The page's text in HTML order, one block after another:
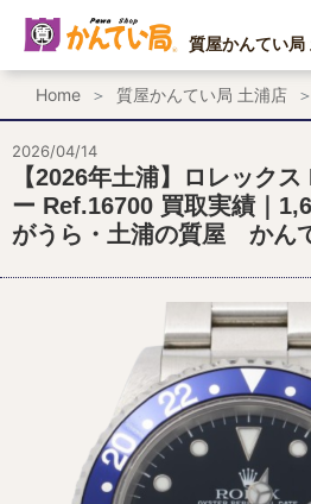
ス
ッ
プ
質屋かんてい局
Home 質屋かんてい局 土浦店
2026/04/14
【2026年土浦】ロレック
ー Ref.16700 買取実績｜
がうら・土浦の質屋 かん